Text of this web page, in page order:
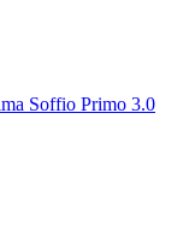
Soffio Primo 3.0